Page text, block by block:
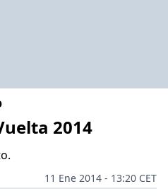
2014
11 Ene 2014 - 13:20 CET